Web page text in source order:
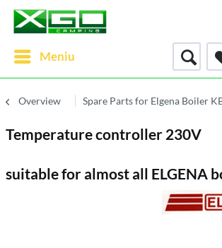
Meniu
Overview Spare Parts for Elgena Boiler
Temperature controller 230V
suitable for almost all ELGENA